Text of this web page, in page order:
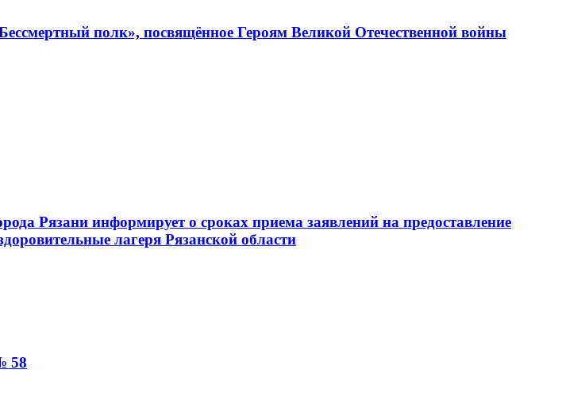
полк», посвящённое Героям Великой Отечественной войны
Рязани информирует о сроках приема заявлений на предоставление
лагеря Рязанской области
58